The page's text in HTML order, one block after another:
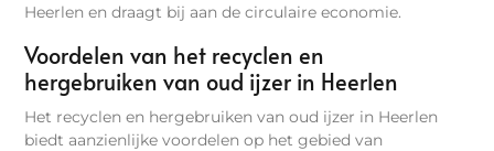
Heerlen en draagt bij aan de circulaire economie.
Voordelen van het recyclen en
hergebruiken van oud ijzer in Heerlen
Het recyclen en hergebruiken van oud ijzer in Heerlen
biedt aanzienlijke voordelen op het gebied van